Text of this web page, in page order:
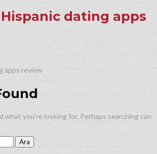
Hispanic dating apps
apps review
what you’re looking for. Perhaps searching can